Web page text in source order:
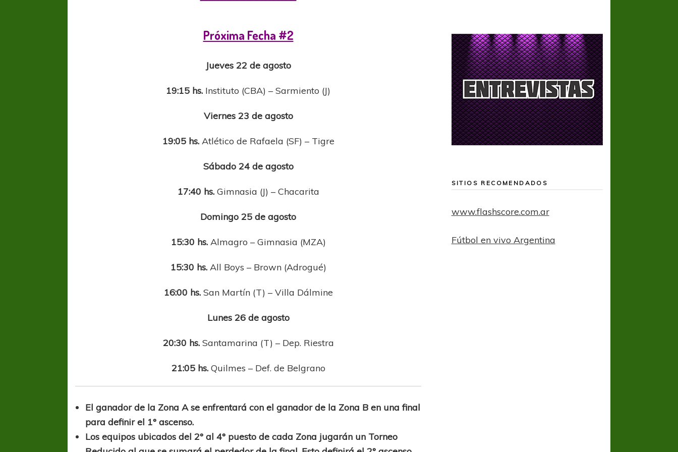
Próxima Fecha #2
Jueves 22 de agosto
19:15 hs. Instituto (CBA) – Sarmiento (J)
Viernes 23 de agosto
19:05 hs.Atlético de Rafaela (SF) – Tigre
Sábado 24 de agosto
17:40 hs.Gimnasia (J) – Chacarita
Domingo 25 de agosto
15:30 hs.Almagro – Gimnasia (MZA)
15:30 hs.All Boys – Brown (Adrogué)
16:00 hs.San Martín (T) – Villa Dálmine
Lunes 26 de agosto
20:30 hs.Santamarina (T) – Dep. Riestra
21:05 hs.Quilmes – Def. de Belgrano
El ganador de la Zona A se enfrentará con el ganador de la Zona B en una final
para definir el 1° ascenso.
Los equipos ubicados del 2° al 4° puesto de cada Zona jugarán un Torneo
SITIOS RECOMENDADOS
www.flashscore.com.ar
Fútbol en vivo Argentina